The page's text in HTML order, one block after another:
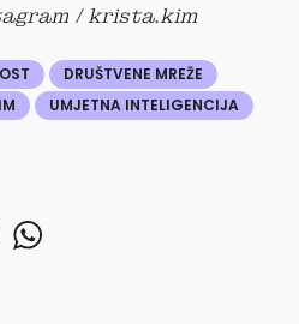
/ krista.kim
DRUŠTVENE MREŽE
UMJETNA INTELIGENCIJA